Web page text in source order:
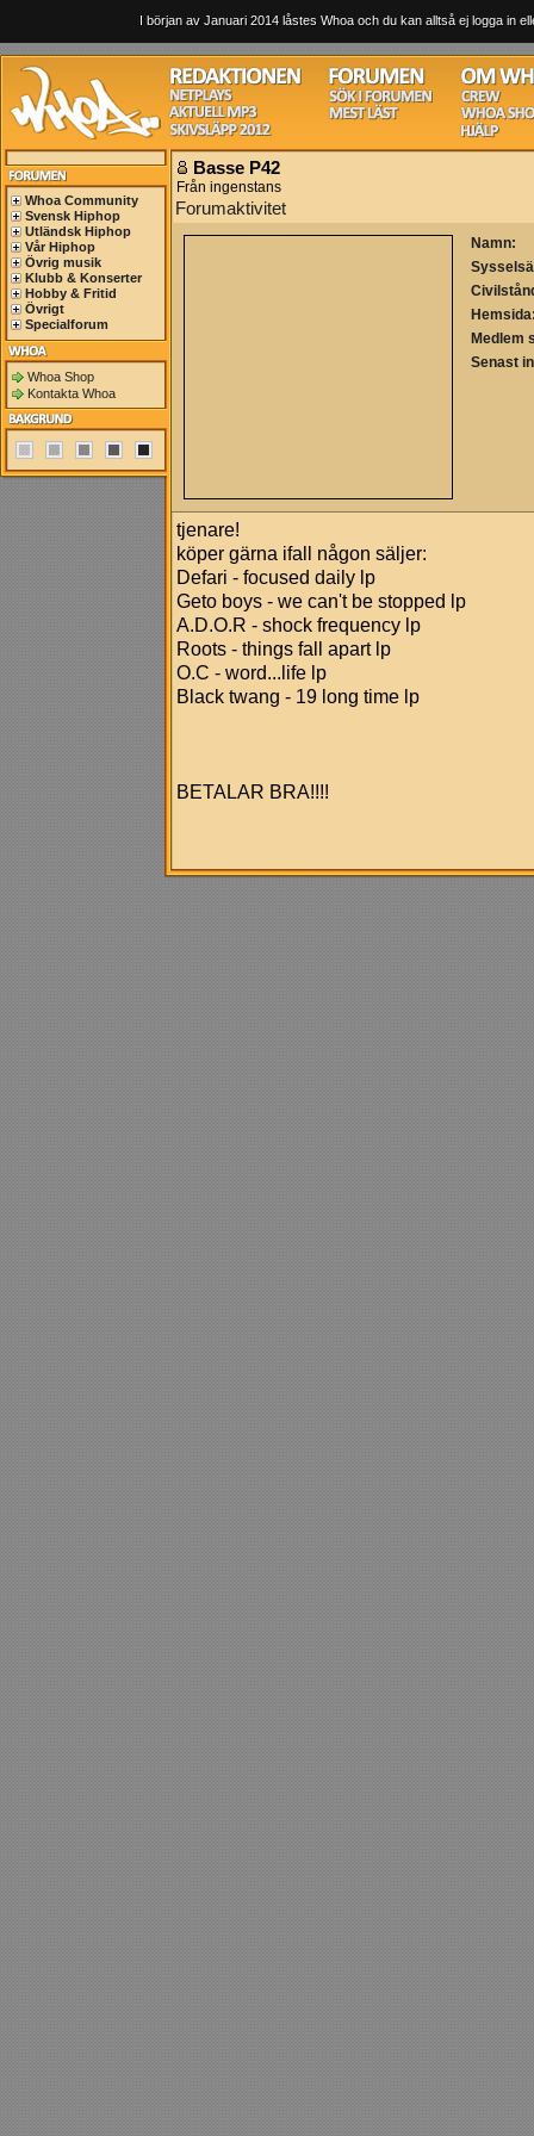
I början av Januari 2014 låstes Whoa och du kan alltså ej logga in
Whoa Community
Svensk Hiphop
Utländsk Hiphop
Vår Hiphop
Övrig musik
Klubb & Konserter
Hobby & Fritid
Övrigt
Specialforum
Whoa Shop
Kontakta Whoa
Basse P42
Från ingenstans
Forumaktivitet
Namn:
Medlem
Senast
tjenare!
köper gärna ifall någon säljer:
Defari - focused daily lp
Geto boys - we can't be stopped lp
A.D.O.R - shock frequency lp
Roots - things fall apart lp
O.C - word...life lp
Black twang - 19 long time lp
BETALAR BRA!!!!